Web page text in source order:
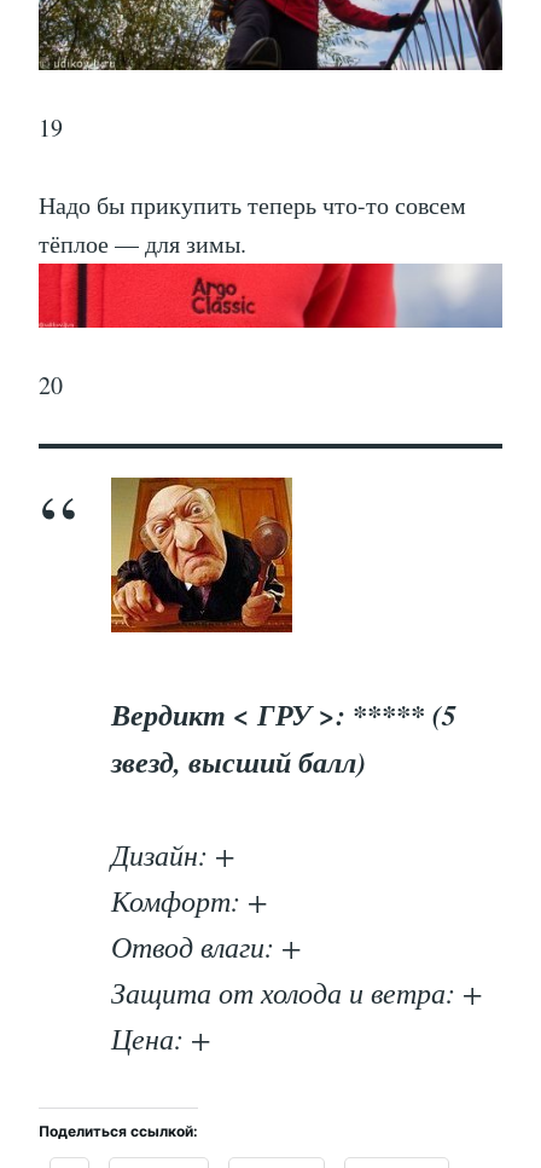
19
Надо бы прикупить теперь что-то совсем
тёплое — для зимы.
20
Вердикт < ГРУ >: ***** (5
звезд, высший балл)
Дизайн: +
Комфорт: +
Отвод влаги: +
Защита от холода и ветра: +
Цена: +
Поделиться ссылкой: